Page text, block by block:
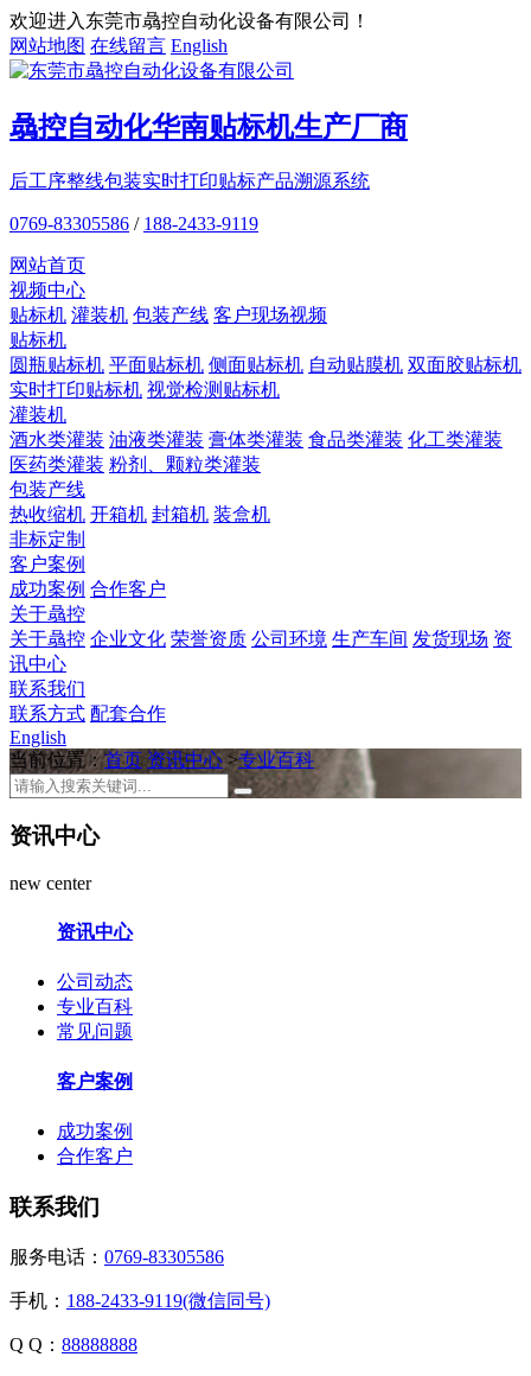
欢迎进入东莞市骉控自动化设备有限公司！
网站地图 在线留言 English
骉控自动化华南贴标机生产厂商
后工序整线包装实时打印贴标产品溯源系统
0769-83305586 / 188-2433-9119
网站首页
视频中心
贴标机 灌装机 包装产线 客户现场视频
贴标机
圆瓶贴标机 平面贴标机 侧面贴标机 自动贴膜机 双面胶贴标机
实时打印贴标机 视觉检测贴标机
灌装机
酒水类灌装 油液类灌装 膏体类灌装 食品类灌装 化工类灌装
医药类灌装 粉剂、颗粒类灌装
包装产线
热收缩机 开箱机 封箱机 装盒机
非标定制
客户案例
成功案例 合作客户
关于骉控
关于骉控 企业文化 荣誉资质 公司环境 生产车间 发货现场 资
讯中心
联系我们
联系方式 配套合作
English
当前位置：首页 资讯中心 >专业百科
资讯中心
new center
资讯中心
公司动态
专业百科
常见问题
客户案例
成功案例
合作客户
联系我们
服务电话： 0769-83305586
手机： 188-2433-9119(微信同号)
Q Q： 88888888